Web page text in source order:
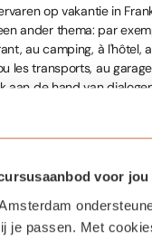
voor jou
je passen. Met
op vakantie in
ander thema: par
au camping, à l'hôtel,
les transports, au
aan de hand van
zodat je straks overal
Je kunt
op school hebt gehad.
30 van het boek